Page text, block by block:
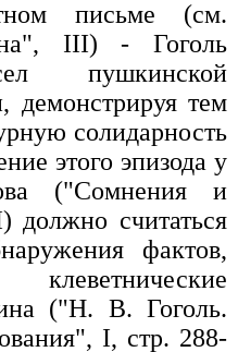
письме (см.
III) - Гоголь
пушкинской
демонстрируя тем
солидарность
этого эпизода у
("Сомнения и
должно считаться
фактов,
("Н. В. Гоголь.
I, стр. 288-